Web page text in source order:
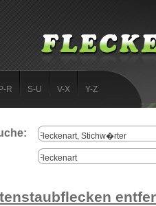
P-R S-U V-X Y-Z